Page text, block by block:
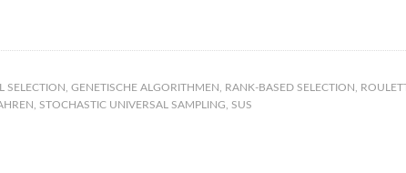
SELECTION GENETISCHE ALGORITHMEN RANK-BASED SELECTION
STOCHASTIC UNIVERSAL SAMPLING SUS